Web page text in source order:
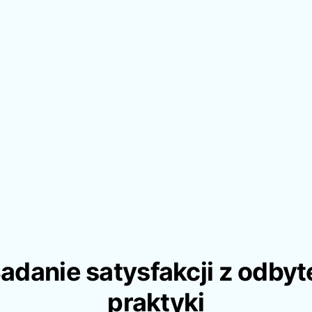
satysfakcji z
praktyki